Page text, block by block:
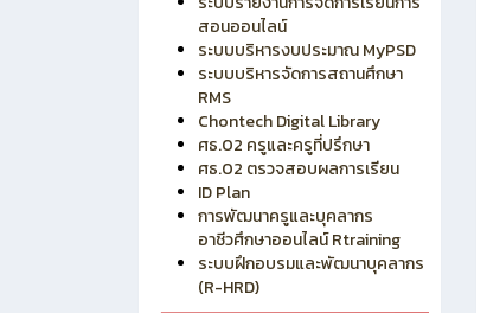
ระบบติดตามผู้สำเร็จการศึกษา
ระบบรายงานการจัดการเรียนการ
สอนออนไลน์
ระบบบริหารงบประมาณ MyPSD
ระบบบริหารจัดการสถานศึกษา
RMS
Chontech Digital Library
ศธ.02 ครูและครูที่ปรึกษา
ศธ.02 ตรวจสอบผลการเรียน
ID Plan